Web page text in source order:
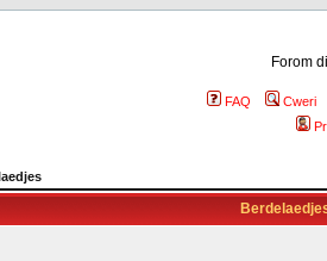
Forom
FAQ
Cweri